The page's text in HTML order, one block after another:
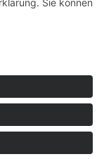
Einstellungen